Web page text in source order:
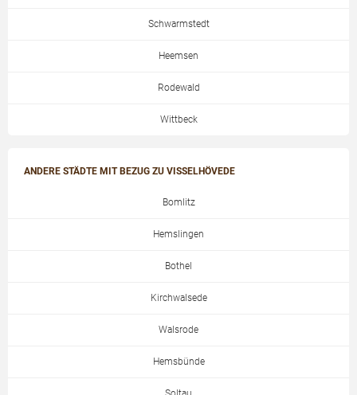
Schwarmstedt
Heemsen
Rodewald
Wittbeck
ANDERE STÄDTE MIT BEZUG ZU VISSELHÖVEDE
Bomlitz
Hemslingen
Bothel
Kirchwalsede
Walsrode
Hemsbünde